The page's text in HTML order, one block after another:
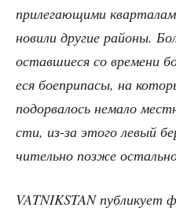
при­ле­га­ю­щи­ми
но­ви­ли дру­гие рай­о­ны.
остав­ши­е­ся со вре­ме­ни
е­ся бое­при­па­сы, на
подо­рва­лось нема­ло
сти, из-за это­го левый
чи­тель­но поз­же
VATNIKSTAN пуб­ли­ку­ет